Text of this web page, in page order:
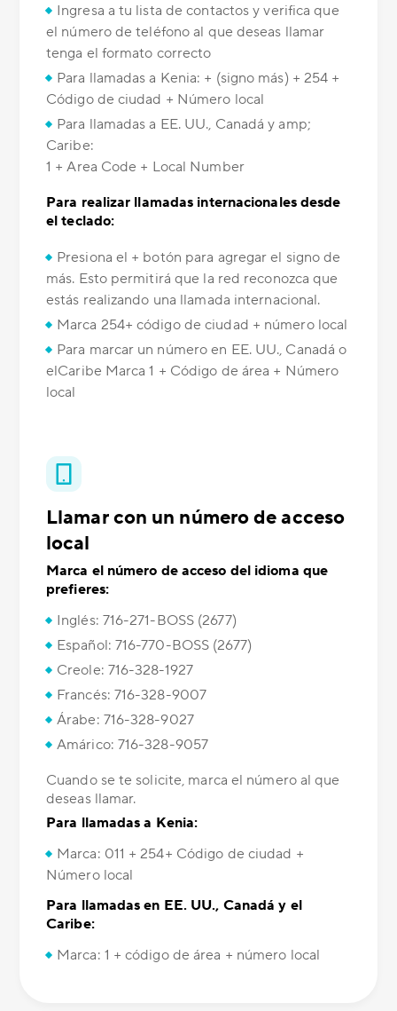
Ingresa a tu lista de contactos y verifica que
el número de teléfono al que deseas llamar
tenga el formato correcto
Para llamadas a Kenia: + (signo más) + 254 +
Código de ciudad + Número local
Para llamadas a EE. UU., Canadá y amp;
Caribe:
1 + Area Code + Local Number
Para realizar llamadas internacionales desde
el teclado:
Presiona el + botón para agregar el signo de
más. Esto permitirá que la red reconozca que
estás realizando una llamada internacional.
Marca 254+ código de ciudad + número local
Para marcar un número en EE. UU., Canadá o
elCaribe Marca 1 + Código de área + Número
local
Llamar con un número de acceso
local
Marca el número de acceso del idioma que
prefieres:
Inglés: 716-271-BOSS (2677)
Español: 716-770-BOSS (2677)
Creole: 716-328-1927
Francés: 716-328-9007
Árabe: 716-328-9027
Amárico: 716-328-9057
Cuando se te solicite, marca el número al que
deseas llamar.
Para llamadas a Kenia:
Marca: 011 + 254+ Código de ciudad +
Número local
Para llamadas en EE. UU., Canadá y el
Caribe:
Marca: 1 + código de área + número local